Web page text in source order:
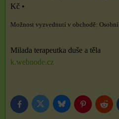
Kč •
Milada terapeutka duše a
k.webnode.cz
FacebookTwitter BlueskyPinterestReddit